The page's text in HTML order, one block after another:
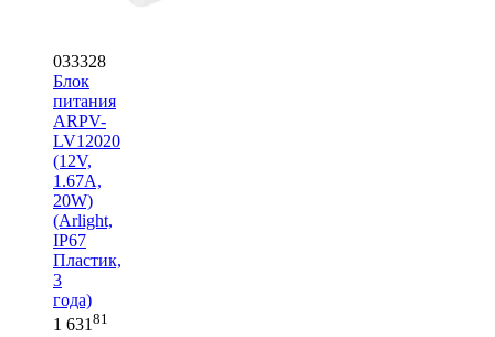
033328
Блок
питания
ARPV-
LV12020
(12V,
1.67A,
20W)
(Arlight,
IP67
Пластик,
3
года)
1 631 81